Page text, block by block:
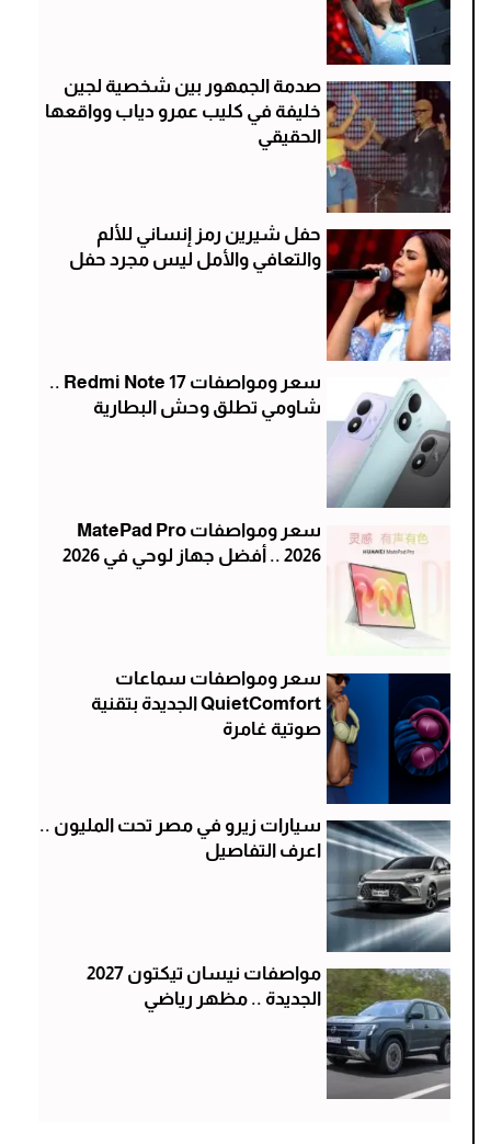
صدمة الجمهور بين شخصية لجين
خليفة في كليب عمرو دياب وواقعها
الحقيقي
حفل شيرين رمز إنساني للألم
والتعافي والأمل ليس مجرد حفل
سعر ومواصفات Redmi Note 17 ..
شاومي تطلق وحش البطارية
سعر ومواصفات MatePad Pro
2026 .. أفضل جهاز لوحي في 2026
سعر ومواصفات سماعات
QuietComfort الجديدة بتقنية
صوتية غامرة
سيارات زيرو في مصر تحت المليون ..
اعرف التفاصيل
مواصفات نيسان تيكتون 2027
الجديدة .. مظهر رياضي